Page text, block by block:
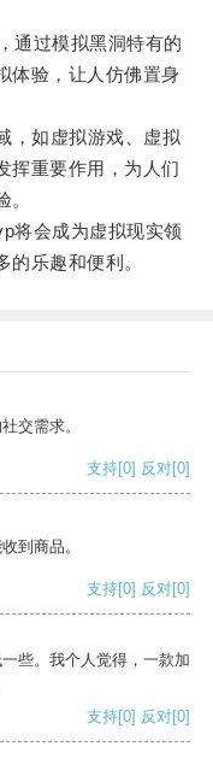
过模拟黑洞特有的
体验，让人仿佛置身
如虚拟游戏、虚拟
挥重要作用，为人们
会成为虚拟现实领
乐趣和便利。
交需求。
支持[0] 反对[0]
到商品。
支持[0] 反对[0]
些。我个人觉得，一款加
支持[0] 反对[0]